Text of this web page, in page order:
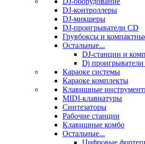
DJ-контроллеры
DJ-микшеры
DJ-проигрыватели CD
Грувбоксы и
Остальные...
DJ-станции и
Dj
Караоке системы
Караоке комплекты
Клавишные
MIDI-клавиатуры
Синтезаторы
Рабочие станции
Клавишные комбо
Остальные...
Цифровые